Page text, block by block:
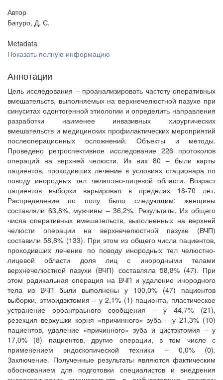
Автор
Батуро, Д. С.
Metadata
Показать полную информацию
Аннотации
Цель исследования ‒ проанализировать частоту оперативных
вмешательств, выполняемых на верхнечелюстной пазухе при
синуситах одонтогенной этиологии и определить направления
разработки наименее инвазивных хирургических
вмешательств и медицинских профилактических мероприятий
послеоперационных осложнений. Объекты и методы.
Проведено ретроспективное исследование 226 протоколов
операций на верхней челюсти. Из них 80 – были карты
пациентов, проходивших лечение в условиях стационара по
поводу инородных тел челюстно-лицевой области. Возраст
пациентов выборки варьировал в пределах 18-70 лет.
Распределение по полу было следующим: женщины
составляли 63,8%, мужчины – 36,2%. Результаты. Из общего
числа оперативных вмешательств, выполненных на верхней
челюсти операции на верхнечелюстной пазухе (ВЧП)
составили 58,8% (133). При этом из общего числа пациентов,
проходивших лечение по поводу инородных тел челюстно-
лицевой области доля лиц с инородными телами
верхнечелюстной пазухи (ВЧП) составляла 58,8% (47). При
этом радикальная операция на ВЧП и удаление инородного
тела из ВЧП были выполнены у 100,0% (47) пациентов
выборки, этмоидэктомия – у 2,1% (1) пациента, пластическое
устранение ороантраьного сообщения – у 44,7% (21),
резекция верхушки корня «причинного» зуба – у 21,3% (10)
пациентов, удаление «причинного» зуба и цистэктомия – у
17,0% (8) пациентов, другие операции, в том числе с
применением эндоскопической техники – 0,0% (0).
Заключение. Полученные результаты являются фактическим
обоснованием для подготовки специалистов и внедрения